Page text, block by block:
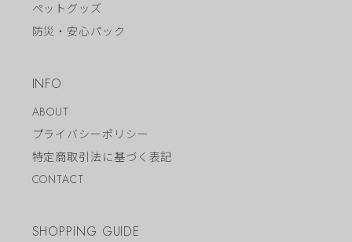
ペットグッズ
防災・安心パック
INFO
ABOUT
プライバシーポリシー
特定商取引法に基づく表記
CONTACT
SHOPPING GUIDE